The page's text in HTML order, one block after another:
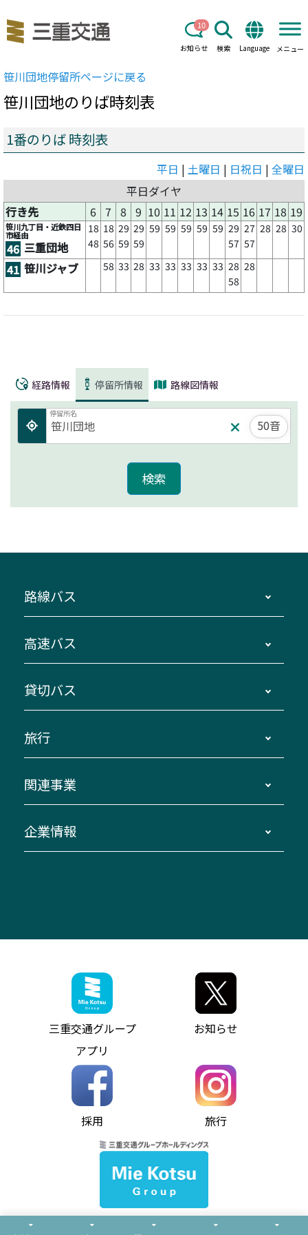
お知らせ
10
検索 Language メニュー
笹川団地停留所ページに戻る
笹川団地のりば時刻表
1番のりば 時刻表
平日 | 土曜日 | 日祝日 | 全曜日
平日ダイヤ
行き先
6 7 8 9 10 11 12 13 14 15 16 17 18 19
笹川九丁目・近鉄四日
市経由
46 三重団地
18
48
18
56
29
59
29
59
59 59 59 59 59 29
57
27
57
28 28 30
41 笹川ジャブ 58 33 28 33 33 33 33 33 28
58
28
経路情報 停留所情報 路線図情報
停留所名
50音
路線バス
主要停留所案内図・時刻表
路線バスのご利用方法
三重交通接近情報バスロケーションシステム
ダイヤ改正情報
迂回・休止について
臨時バスについて
伊勢二見鳥羽周遊バスCANばす
「みえブルーライン」（三重大学病院直通バ
神都ライナー
ミジュマルのラッピングバス（鈴鹿管内）
参宮バス
神都バス
パールシャトル
バス情報の見える化
コミュニティバス
バス・タクシー交通広告
異常事態発生時のお願い
高速バス
南紀・VISON～横浜・東京・埼玉
伊賀～名古屋
南紀～VISON～名古屋
湯の山温泉～名古屋
桑名・長島温泉・金城ふ頭駅～中部国際空港
（休止中）
お客様駐車場のご案内
アイコンの説明
インターネット予約
よくあるご質問
お問い合わせ
貸切バス
貸切バスのご利用について
お問い合わせ
旅行
貸切バス団体旅行
美し国周遊ばす
関連事業
自家用自動車車両運行管理
ザ・バスコレクション三重交通バスセット
三重交通公式グッズ
企業情報
ファンコーナー
お問い合わせ
お知らせ・最新情報一覧
ニュースリリース
お問い合わせ
個人情報保護方針
ソーシャルメディア運用ポリシー
ホームページのご利用にあたって
Notes for Using this Website
サイトマップ
三重交通グループ
アプリ
お知らせ
採用 旅行
© Mie Kotsu Co.,Ltd.